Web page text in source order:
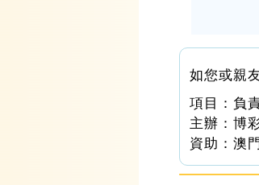
如您或親
項目：負
主辦：博
資助：澳